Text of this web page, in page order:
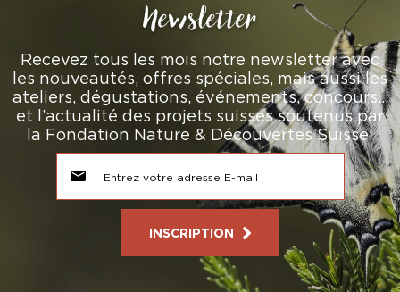
Newsletter
Recevez tous les mois notre newsletter avec
les nouveautés, offres spéciales, mais aussi les
ateliers, dégustations, événements, concours…
et l’actualité des projets suisses soutenus par
la Fondation Nature & Découvertes Suisse!
INSCRIPTION